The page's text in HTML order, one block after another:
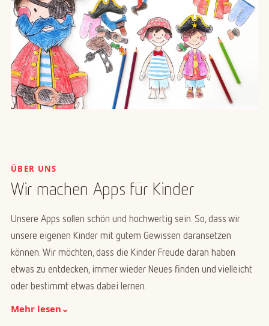
ÜBER UNS
Wir machen Apps für Kinder
Unsere Apps sollen schön und hochwertig sein. So, dass wir
unsere eigenen Kinder mit gutem Gewissen daransetzen
können. Wir möchten, dass die Kinder Freude daran haben
etwas zu entdecken, immer wieder Neues finden und vielleicht
oder bestimmt etwas dabei lernen.
Mehr lesen ⌄